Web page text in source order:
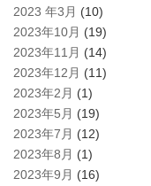
2023 年3月 (10)
2023年10月 (19)
2023年11月 (14)
2023年12月 (11)
2023年2月 (1)
2023年5月 (19)
2023年7月 (12)
2023年8月 (1)
2023年9月 (16)